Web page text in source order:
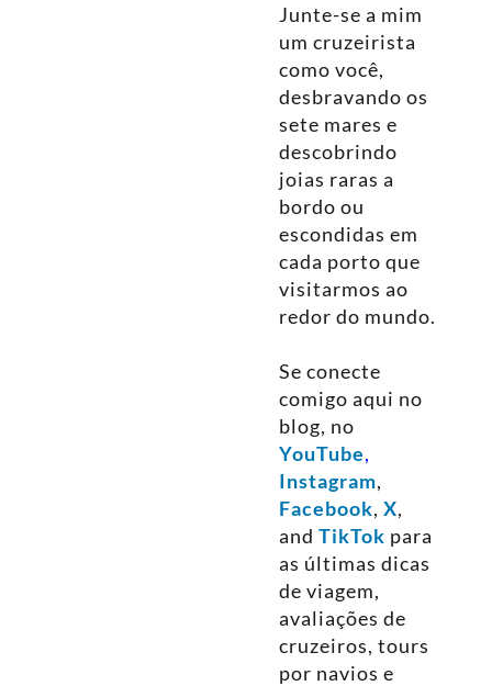
Junte-se a mim
um cruzeirista
como você,
desbravando os
sete mares e
descobrindo
joias raras a
bordo ou
escondidas em
cada porto que
visitarmos ao
redor do mundo.
Se conecte
comigo aqui no
blog, no
YouTube,
Instagram,
Facebook, X,
and TikTok para
as últimas dicas
de viagem,
avaliações de
cruzeiros, tours
por navios e